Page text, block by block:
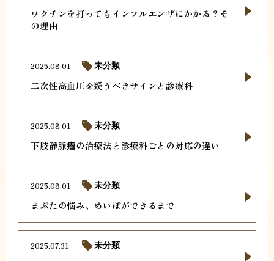
ワクチンを打ってもインフルエンザにかかる？そ
の理由
二次性高血圧を疑うべきサインと診療科
2025.08.01 未分類
下肢静脈瘤の治療法と診療科ごとの対応の違い
2025.08.01 未分類
まぶたの悩み、めいぼができるまで
2025.08.01 未分類
2025.07.31 未分類